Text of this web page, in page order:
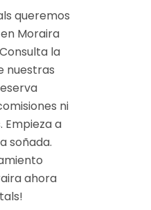
queremos
Moraira
la
nuestras
ni
Empieza a
soñada.
ahora